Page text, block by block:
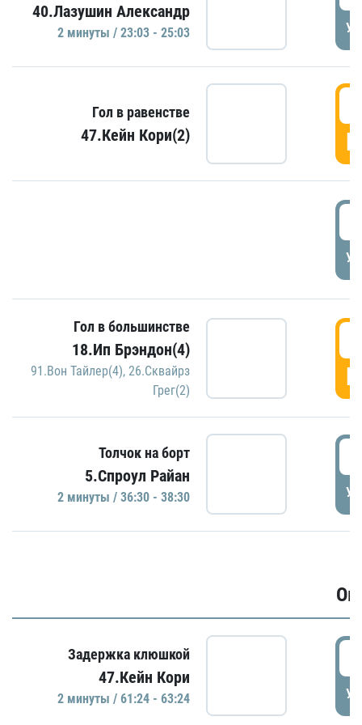
40.Лазушин Александр
2 минуты / 23:03 - 25:03
Гол в равенстве
47.Кейн Кори(2)
Гол в большинстве
18.Ип Брэндон(4)
91.Вон Тайлер(4), 26.Сквайрз
Грег(2)
Толчок на борт
5.Спроул Райан
2 минуты / 36:30 - 38:30
Задержка клюшкой
47.Кейн Кори
2 минуты / 61:24 - 63:24